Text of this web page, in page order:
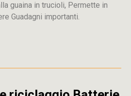
guaina in trucioli, Permette in
Guadagni importanti.